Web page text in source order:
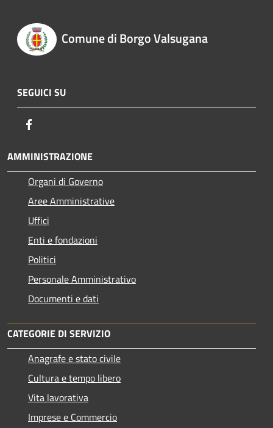
Comune di Borgo Valsugana
SEGUICI SU
AMMINISTRAZIONE
Organi di Governo
Aree Amministrative
Uffici
Enti e fondazioni
Politici
Personale Amministrativo
Documenti e dati
CATEGORIE DI SERVIZIO
Anagrafe e stato civile
Cultura e tempo libero
Vita lavorativa
Imprese e Commercio